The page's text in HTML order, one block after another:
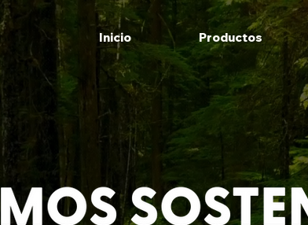
Inicio Productos